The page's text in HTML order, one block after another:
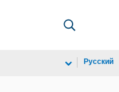
Русский